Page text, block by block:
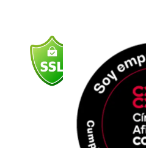
o
k
g
r
a
m
i
n